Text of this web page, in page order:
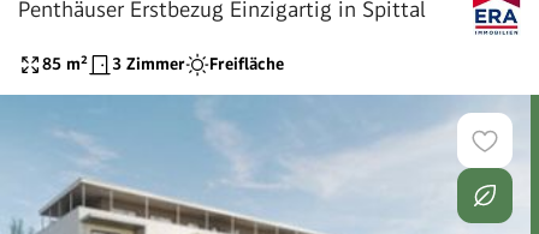
Penthäuser Erstbezug Einzigartig in Spittal
85 m² 3 Zimmer Freifläche